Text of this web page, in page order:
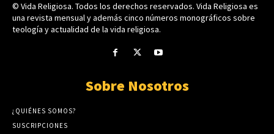
© Vida Religiosa. Todos los derechos reservados. Vida Religiosa es
una revista mensual y además cinco números monográficos sobre
teología y actualidad de la vida religiosa.
Sobre Nosotros
¿QUIÉNES SOMOS?
SUSCRIPCIONES